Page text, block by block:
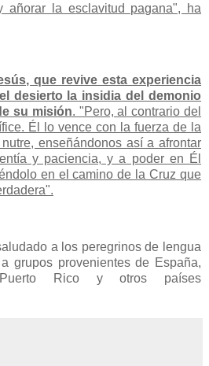
añorar la esclavitud pagana", ha
que revive esta experiencia
desierto la insidia del demonio
su misión. "Pero, al contrario del
Él lo vence con la fuerza de la
enseñándonos así a afrontar
y paciencia, y a poder en Él
en el camino de la Cruz que
a los peregrinos de lengua
grupos provenientes de España,
Puerto Rico y otros países